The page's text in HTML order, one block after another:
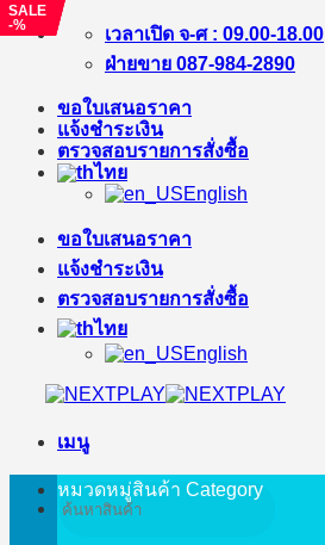
ข้าม
เนื้อหา
เวลาเปิด จ-ศ : 09.00-18.00
ฝ่ายขาย 087-984-2890
ขอใบเสนอราคา
แจ้งชำระเงิน
ตรวจสอบรายการสั่งซื้อ
ไทย
English
ขอใบเสนอราคา
แจ้งชำระเงิน
ตรวจสอบรายการสั่งซื้อ
ไทย
English
เมนู
ค้นหา:
หมวดหมู่สินค้า Category
SALE
-%
SALE
-%
SALE
-%